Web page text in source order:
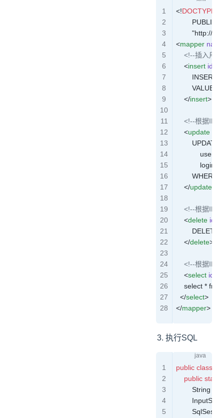
<!DOCTYPE
PUBLIC
<mapper
<!--插入用
    <
insert id
VALUES
    </
insert>
<!--根据ID
    <
update
WHERE
    </
update
<!--根据ID
    <
delete id
    </
delete>
<!--根据ID
    <
select id
select *
  </
select>
</mapper>
执行SQL
public class
    public
static
        String